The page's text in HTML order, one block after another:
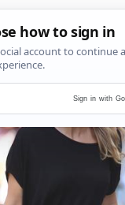
Sign in with